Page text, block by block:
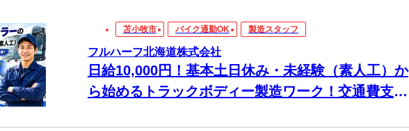
苫小牧市 バイク通勤OK 製造スタッフ
フルハーフ北海道株式会社
日給10,000円！基本土日休み・未経験（素人工）か
ら始めるトラックボディー製造ワーク！交通費支